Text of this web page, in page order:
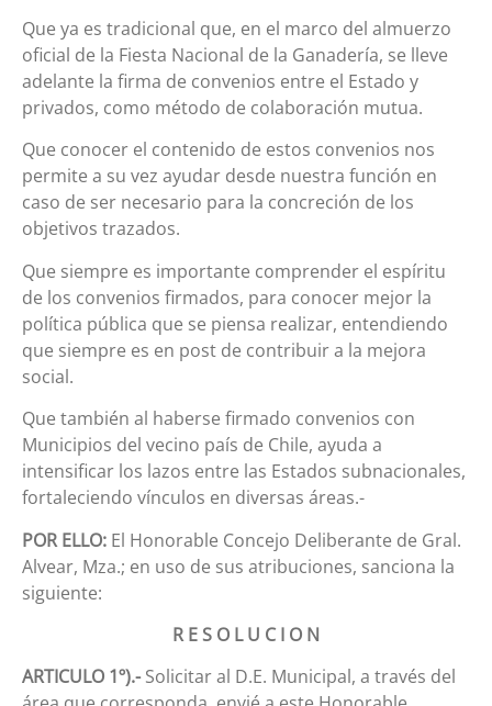
Que ya es tradicional que, en el marco del almuerzo
oficial de la Fiesta Nacional de la Ganadería, se lleve
adelante la firma de convenios entre el Estado y
privados, como método de colaboración mutua.
Que conocer el contenido de estos convenios nos
permite a su vez ayudar desde nuestra función en
caso de ser necesario para la concreción de los
objetivos trazados.
Que siempre es importante comprender el espíritu
de los convenios firmados, para conocer mejor la
política pública que se piensa realizar, entendiendo
que siempre es en post de contribuir a la mejora
social.
Que también al haberse firmado convenios con
Municipios del vecino país de Chile, ayuda a
intensificar los lazos entre las Estados subnacionales,
fortaleciendo vínculos en diversas áreas.-
POR ELLO: El Honorable Concejo Deliberante de Gral.
Alvear, Mza.; en uso de sus atribuciones, sanciona la
siguiente:
R E S O L U C I O N
ARTICULO 1º).-Solicitar al D.E. Municipal, a través del